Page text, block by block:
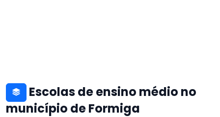
Escolas de ensino médio no
município de Formiga